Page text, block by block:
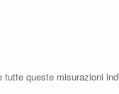
queste misurazioni